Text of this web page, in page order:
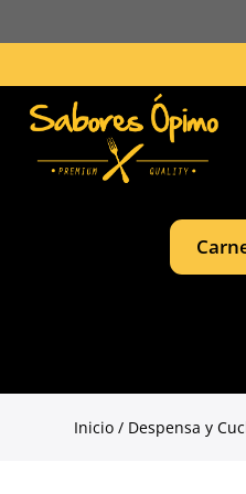
Inicio / Despensa y